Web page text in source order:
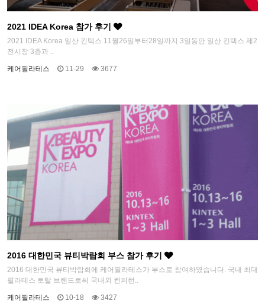
2021 IDEA Korea 참가 후기
2021 IDEA Korea 일산 킨텍스 11월26일부터28일까지 3일동안 일산 킨텍스 제2
전시장 3층과 ..
케어필라테스 11-29 3677
2016 대한민국 뷰티박람회 부스 참가 후기
2016 대한민국 뷰티박람회에 케어필라테스가 부스로 참여하였습니다. 국내 최대
필라테스 토탈 브랜드로써 국내외 컨퍼런..
케어필라테스 10-18 3427